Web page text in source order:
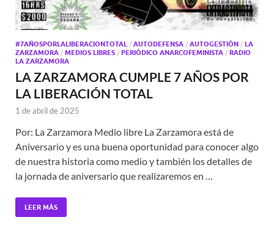
#7AÑOSPORLALIBERACIONTOTAL / AUTODEFENSA / AUTOGESTIÓN / LA
ZARZAMORA / MEDIOS LIBRES / PERIÓDICO ANARCOFEMINISTA / RADIO
LA ZARZAMORA
LA ZARZAMORA CUMPLE 7 AÑOS POR
LA LIBERACIÓN TOTAL
1 de abril de 2025
Por: La Zarzamora Medio libre La Zarzamora está de
Aniversario y es una buena oportunidad para conocer algo
de nuestra historia como medio y también los detalles de
la jornada de aniversario que realizaremos en …
LEER MÁS